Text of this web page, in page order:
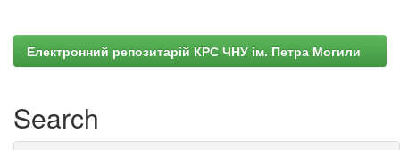
Електронний репозитарій КРС ЧНУ ім. Петра Могили
Search